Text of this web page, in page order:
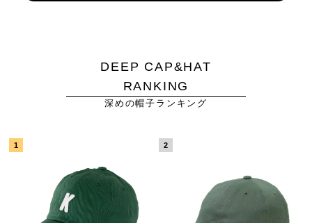
DEEP CAP&HAT
RANKING
深めの帽子ランキング